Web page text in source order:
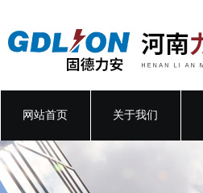
网站首页 关于我们